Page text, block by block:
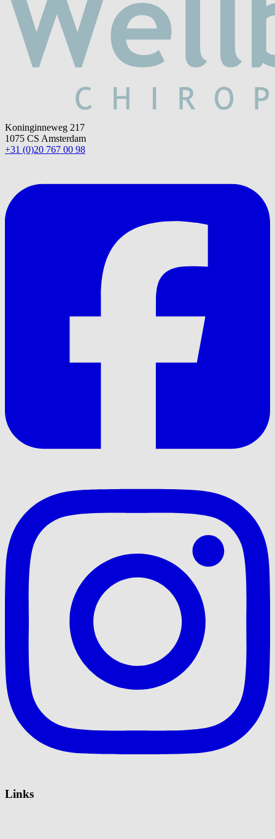
Koninginneweg 217
1075 CS Amsterdam
+31 (0)20 767 00 98
Links